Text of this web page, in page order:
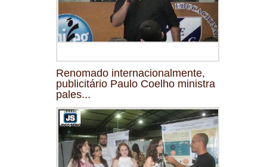
Renomado internacionalmente,
publicitário Paulo Coelho ministra
pales...